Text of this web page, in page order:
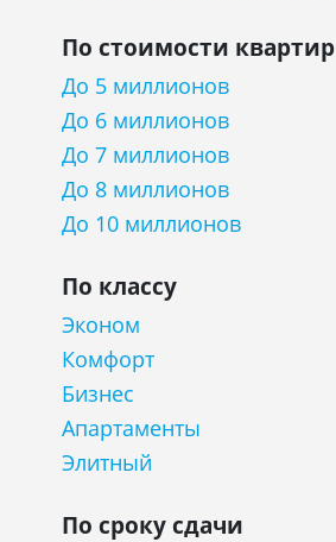
По стоимости квартир
До 5 миллионов
До 6 миллионов
До 7 миллионов
До 8 миллионов
До 10 миллионов
По классу
Эконом
Комфорт
Бизнес
Апартаменты
Элитный
По сроку сдачи